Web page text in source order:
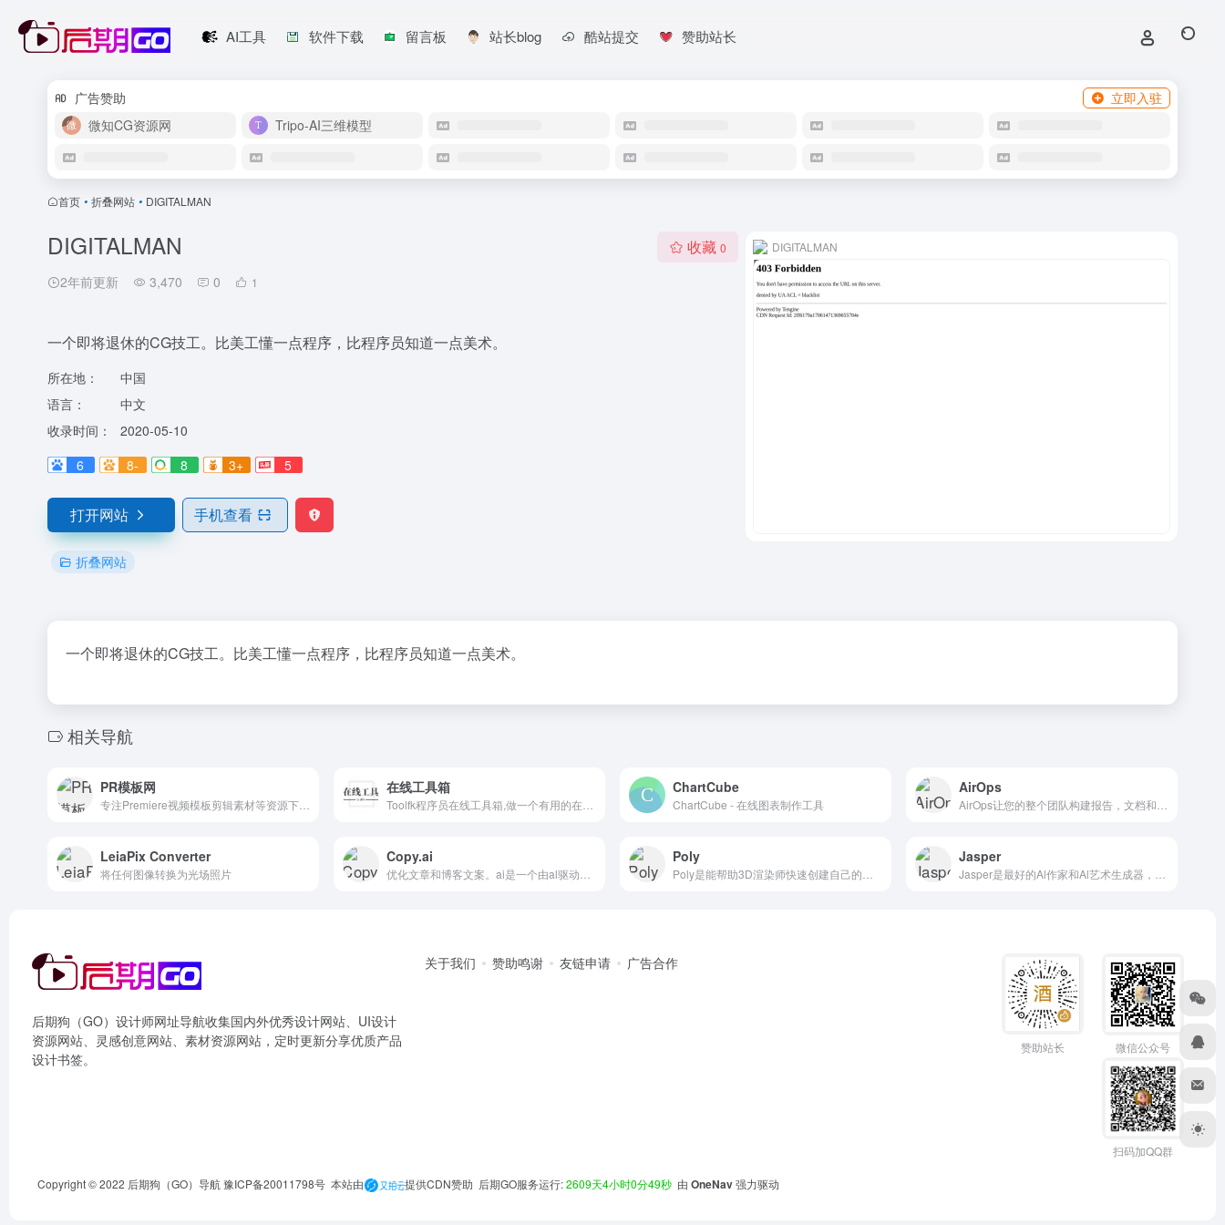
AI工具 软件下载 留言板 站长blog 酷站提交 赞助站长
广告赞助
立即入驻
微知CG资源网
Tripo-AI三维模型
首页 • 折叠网站 • DIGITALMAN
DIGITALMAN
2年前更新 3,470 0 1
收藏 0
一个即将退休的CG技工。比美工懂一点程序，比程序员知道一点美术。
所在地：
中国
语言：
中文
收录时间：
2020-05-10
6
8- 8 3+ 5
打开网站 手机查看
折叠网站
DIGITALMAN
一个即将退休的CG技工。比美工懂一点程序，比程序员知道一点美术。
相关导航
PR模板网 在线工具箱 ChartCube
ChartCube - 在线图表制作工具
AirOps
LeiaPix Converter
将任何图像转换为光场照片
Copy.ai Poly Jasper
后期狗（GO）设计师网址导航收集国内外优秀设计网站、UI设计
资源网站、灵感创意网站、素材资源网站，定时更新分享优质产品
设计书签。
关于我们 赞助鸣谢 友链申请 广告合作
赞助站长 微信公众号
扫码加QQ群
Copyright © 2022 后期狗（GO）导航豫ICP备20011798号 本站由 提供CDN赞助 后期GO服务运行:2609天4小时0分49秒由 OneNav强力驱动